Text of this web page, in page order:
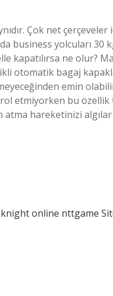
Çok net
business yolcuları 30
kapatılırsa ne olur?
otomatik bagaj
emin
etmiyorken bu özellik
atma hareketinizi
knight online nttgame